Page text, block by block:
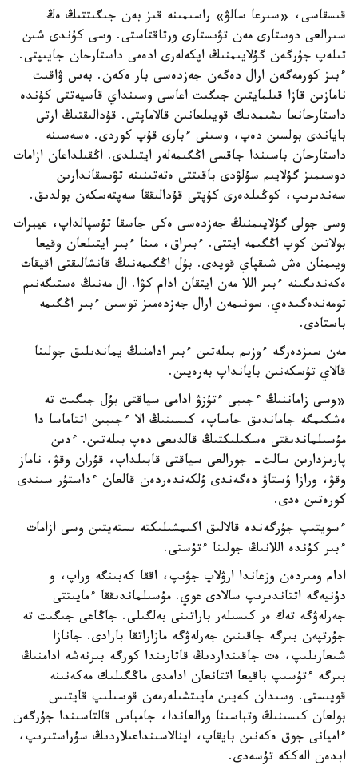
قىسقاسى، «سىرعا سالۋ» راسىمىنە قىز بەن جىگىتتىڭ ەڭ
سىرالعى دوستارى مەن تۋىستارى ورتاقتاستى. وسى كۇندى شىن
تىلەپ جۇرگەن گۇلايىمنىڭ اپكەلەرى ادەمى داستارحان جايىپتى.
ءبىز كورمەگەن ارال دەگەن جەزدەسى بار ەكەن. بەس ۋاقىت
نامازىن قازا قىلمايتىن جىگىت اعاسى وسىنداي قاسيەتتى كۇندە
داستارحانعا ىشىمدىك قويىلعانىن قالاماپتى. قۇدالىقتىڭ ارتى
باياندى بولسىن دەپ، وسىنى ءبارى قۇپ كوردى. ەسەسىنە
داستارحان باسىندا جاقسى اڭگىمەلەر ايتىلدى. اڭقىلداعان ازامات
دوسىمىز گۇلايىم سۇلۋدى باقىتتى ەتەتىنىنە تۋىسقاندارىن
سەندىرىپ، كوڭىلدەرى كۇپتى قۇدالىققا سەپتەسكەن بولدىق.
وسى جولى گۇلايىمنىڭ جەزدەسى ەكى جاسقا تۇسپالداپ، عيبرات
بولاتىن كوپ اڭگىمە ايتتى. ءبىراق، مىنا ءبىر ايتىلعان وقيعا
ويىمنان ەش شىقپاي قويدى. بۇل اڭگىمەنىڭ قانشالىقتى اقيقات
ەكەندىگىنە ءبىر اللا مەن ايتقان ادام كۋا. ال مەنىڭ ەستىگەنىم
تومەندەگىدەي. سونىمەن ارال جەزدەمىز توسىن ءبىر اڭگىمە
باستادى.
مەن سىزدەرگە ءوزىم بىلەتىن ءبىر ادامنىڭ يماندىلىق جولىنا
قالاي تۇسكەنىن بايانداپ بەرەيىن.
«وسى زاماننىڭ ءجىبى ءتۇزۋ ادامى سياقتى بۇل جىگىت تە
ەشكىمگە جاماندىق جاساپ، كىسىنىڭ الا ءجىبىن اتتاماسا دا
مۇسىلماندىقتى ەسكىلىكتىڭ قالدىعى دەپ بىلەتىن. ءدىن
پارىزدارىن سالت- جورالعى سياقتى قابىلداپ، قۇران وقۋ، ناماز
وقۋ، ورازا ۇستاۋ دەگەندى ۇلكەندەردەن قالعان ءداستۇر سىندى
كورەتىن ەدى.
ءسويتىپ جۇرگەندە قالالىق اكىمشىلىكتە ىستەيتىن وسى ازامات
ءبىر كۇندە اللانىڭ جولىنا ءتۇستى.
ادام ومىردەن وزعاندا ارۋلاپ جۋىپ، اققا كەبىنگە وراپ، و
دۇنيەگە اتتاندىرىپ سالادى عوي. مۇسىلماندىققا ءمايىتتى
جەرلەۋگە تەك ەر كىسىلەر باراتىنى بەلگىلى. جاڭاعى جىگىت تە
جۇرتپەن بىرگە جاقىنىن جەرلەۋگە مازاراتقا بارادى. جانازا
شىعارىلىپ، ەت جاقىنداردىڭ قاتارىندا كورگە بىرنەشە ادامنىڭ
بىرگە ءتۇسىپ باقيعا اتتانعان ادامدى ماڭگىلىك مەكەنىنە
قويىستى. وسىدان كەيىن مايىتشىلەرمەن قوسىلىپ قايتىس
بولعان كىسىنىڭ وتباسىنا ورالعاندا، جامباس قالتاسىندا جۇرگەن
ءاميانى جوق ەكەنىن بايقاپ، اينالاسىنداعىلاردىڭ سۇراستىرىپ،
ابدەن الەككە تۇسەدى.